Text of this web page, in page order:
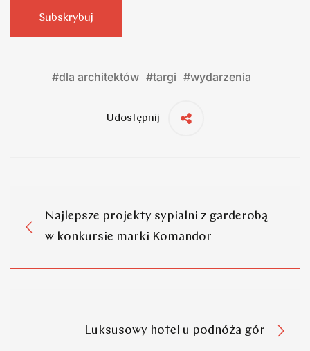
Subskrybuj
#dla architektów #targi #wydarzenia
Udostępnij
Najlepsze projekty sypialni z garderobą
w konkursie marki Komandor
Luksusowy hotel u podnóża gór